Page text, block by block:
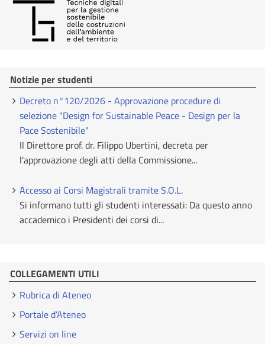
Notizie per studenti
Decreto n°120/2026 - Approvazione procedure di
selezione "Design for Sustainable Peace - Design per la
Pace Sostenibile"
Il Direttore prof. dr. Filippo Ubertini, decreta per
l'approvazione degli atti della Commissione...
Accesso ai Corsi Magistrali tramite S.O.L.
Si informano tutti gli studenti interessati: Da questo anno
accademico i Presidenti dei corsi di...
COLLEGAMENTI UTILI
Rubrica di Ateneo
Portale d’Ateneo
Servizi on line